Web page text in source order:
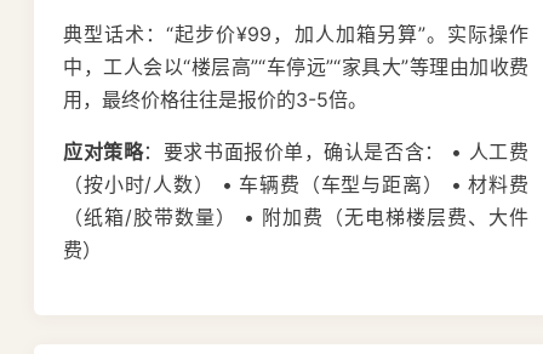
典型话术：“起步价¥99，加人加箱另算”。实际操作
中，工人会以“楼层高”“车停远”“家具大”等理由加收费
用，最终价格往往是报价的3-5倍。
应对策略：要求书面报价单，确认是否含： • 人工费
（按小时/人数） • 车辆费（车型与距离） • 材料费
（纸箱/胶带数量） • 附加费（无电梯楼层费、大件
费）